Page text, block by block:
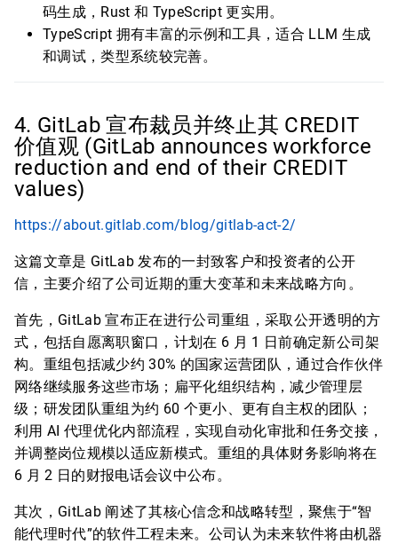
码生成，Rust 和 TypeScript 更实用。
TypeScript 拥有丰富的示例和工具，适合 LLM 生成
和调试，类型系统较完善。
4. GitLab 宣布裁员并终止其 CREDIT
价值观 (GitLab announces workforce
reduction and end of their CREDIT
values)
https://about.gitlab.com/blog/gitlab-act-2/
这篇文章是 GitLab 发布的一封致客户和投资者的公开
信，主要介绍了公司近期的重大变革和未来战略方向。
首先，GitLab 宣布正在进行公司重组，采取公开透明的方
式，包括自愿离职窗口，计划在 6 月 1 日前确定新公司架
构。重组包括减少约 30% 的国家运营团队，通过合作伙伴
网络继续服务这些市场；扁平化组织结构，减少管理层
级；研发团队重组为约 60 个更小、更有自主权的团队；
利用 AI 代理优化内部流程，实现自动化审批和任务交接，
并调整岗位规模以适应新模式。重组的具体财务影响将在
6 月 2 日的财报电话会议中公布。
其次，GitLab 阐述了其核心信念和战略转型，聚焦于“智
能代理时代”的软件工程未来。公司认为未来软件将由机器